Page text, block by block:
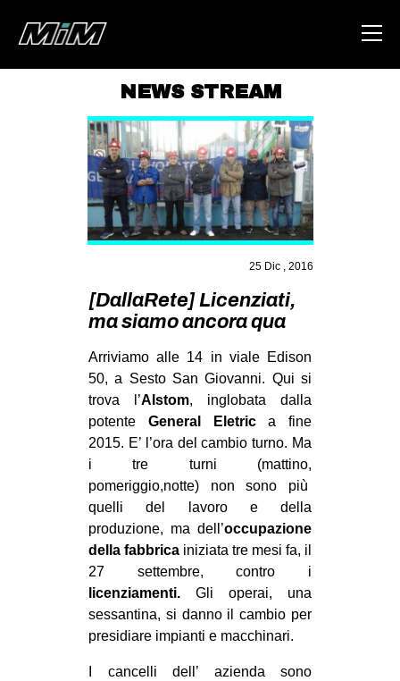
ABOUT
AREA
DEGENERAZIONE
MSM
ZAM
MILANO
MOBILITAZIONI
SPAZI
SPORT POPOLARE
MOVIMENTI
AMBIENTE
ANTIFASCISMO
DIRITTO ALL’ABITARE
NEWS STREAM
25 Dic , 2016
[DallaRete] Licenziati,
ma siamo ancora qua
Arriviamo alle 14 in viale Edison
50, a Sesto San Giovanni. Qui si
trova l’Alstom, inglobata dalla
potente General Eletrica fine
2015. E’ l’ora del cambio turno. Ma
i tre turni (mattino,
pomeriggio,notte) non sono più
quelli del lavoro e della
produzione, ma dell’occupazione
della fabbrica iniziata tre mesi fa, il
27 settembre, contro i
licenziamenti. Gli operai, una
sessantina, si danno il cambio per
presidiare impianti e macchinari.
I cancelli dell’ azienda sono